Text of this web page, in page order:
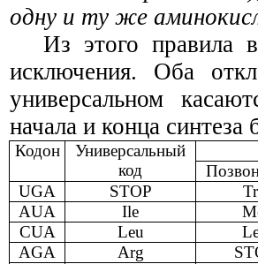
одну и ту же
Из этого правила
исключения. Оба
универсальном
начала и конца синтеза
Кодон
Универсальный
код
UGA
STOP
AUA
Ile
СUA Leu
АGА Arg